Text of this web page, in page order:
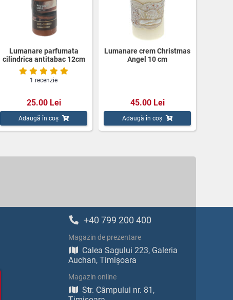
Lumanare parfumata
cilindrica antitabac 12cm
1 recenzie
25.00 Lei
Adaugă în coș
Lumanare crem Christmas
Angel 10 cm
45.00 Lei
Adaugă în coș
+40 799 200 400
Magazin de prezentare
Calea Sagului 223, Galeria
Auchan, Timișoara
Magazin online
Str. Câmpului nr. 81,